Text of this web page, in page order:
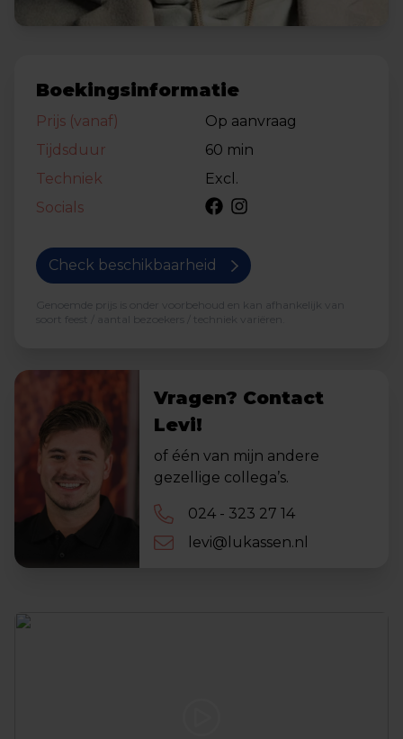
Boekingsinformatie
Prijs (vanaf)
Op aanvraag
Tijdsduur
60 min
Techniek
Excl.
Socials
Check beschikbaarheid
Genoemde prijs is onder voorbehoud en kan afhankelijk van
soort feest / aantal bezoekers / techniek variëren.
Vragen? Contact
Levi!
of één van mijn andere
gezellige collega’s.
024 - 323 27 14
levi@lukassen.nl